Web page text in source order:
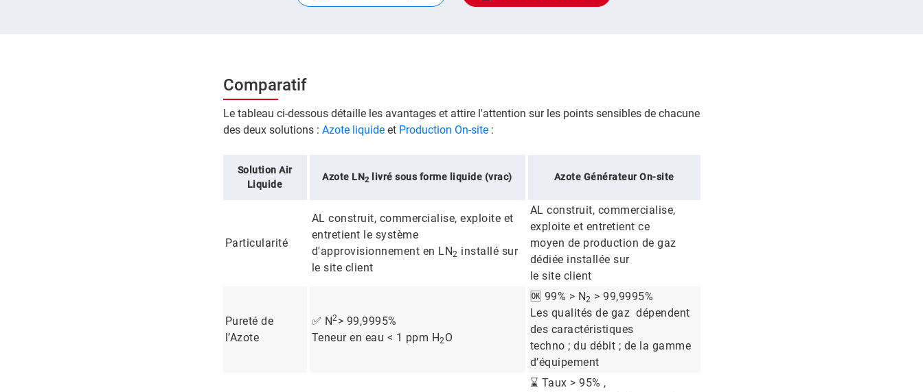
Comparatif
Le tableau ci-dessous détaille les avantages et attire l'attention sur les points sensibles de chacune
des deux solutions : Azote liquideet Production On-site:
Solution Air
Liquide
Azote LN2 livré sous forme liquide (vrac) Azote Générateur On-site
Particularité
AL construit, commercialise, exploite et
entretient le système
d'approvisionnement en LN2 installé sur
le site client
AL construit, commercialise,
exploite et entretient ce
moyen de production de gaz
dédiée installée sur
le site client
Pureté de
l’Azote
✅ N2> 99,9995%
Teneur en eau < 1 ppm H2O
🆗 99% > N2 > 99,9995%
Les qualités de gaz dépendent
des caractéristiques
techno ; du débit ; de la gamme
d’équipement
⌛ Taux > 95% ,